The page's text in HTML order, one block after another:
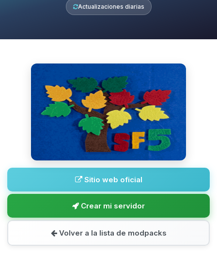
Actualizaciones diarias
Sitio web oficial
Crear mi servidor
Volver a la lista de modpacks